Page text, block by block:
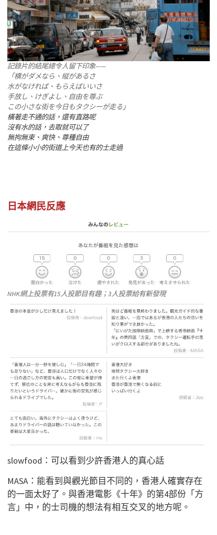
記錄片的結尾總令人留下印象——
「横がダメなら、縦があるさ
水がなければ、もらえばいいさ
手放し、けぎよし、自由を尊ぶ
この小さな街を今日もタクシーが走る」
橫著走不通的話，還有直路呢
沒有水的話，去取就可以了
無拘無束、爽快、尊種自由
在這條小小的街道上今天也有的士走過
日本網民反應
NHK網上投票有15人投節目有趣；3人投票給有新發現
slowfood：可以看到少許香港人的真心話
MASA：能看到與觀光節目不同的，香港人確實存在
的一面太好了。與香港電影《十年》的第4部份「方
言」中，的士司機的想法有相互交叉的地方呢。